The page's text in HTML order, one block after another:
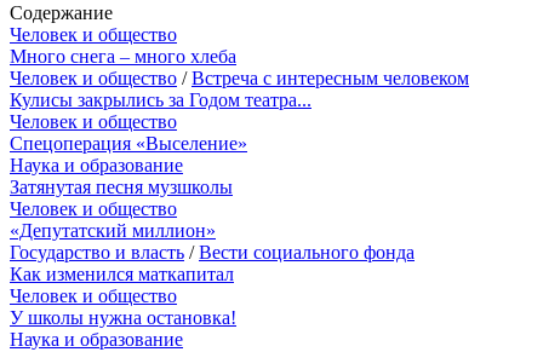
Содержание
Человек и общество
Много снега – много хлеба
Человек и общество /Встреча с интересным человеком
Кулисы закрылись за Годом театра...
Человек и общество
Спецоперация «Выселение»
Наука и образование
Затянутая песня музшколы
Человек и общество
«Депутатский миллион»
Государство и власть /Вести социального фонда
Как изменился маткапитал
Человек и общество
У школы нужна остановка!
Наука и образование